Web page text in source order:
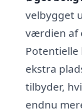
velbygget
værdien af
ekstra
tilbyder,
endnu